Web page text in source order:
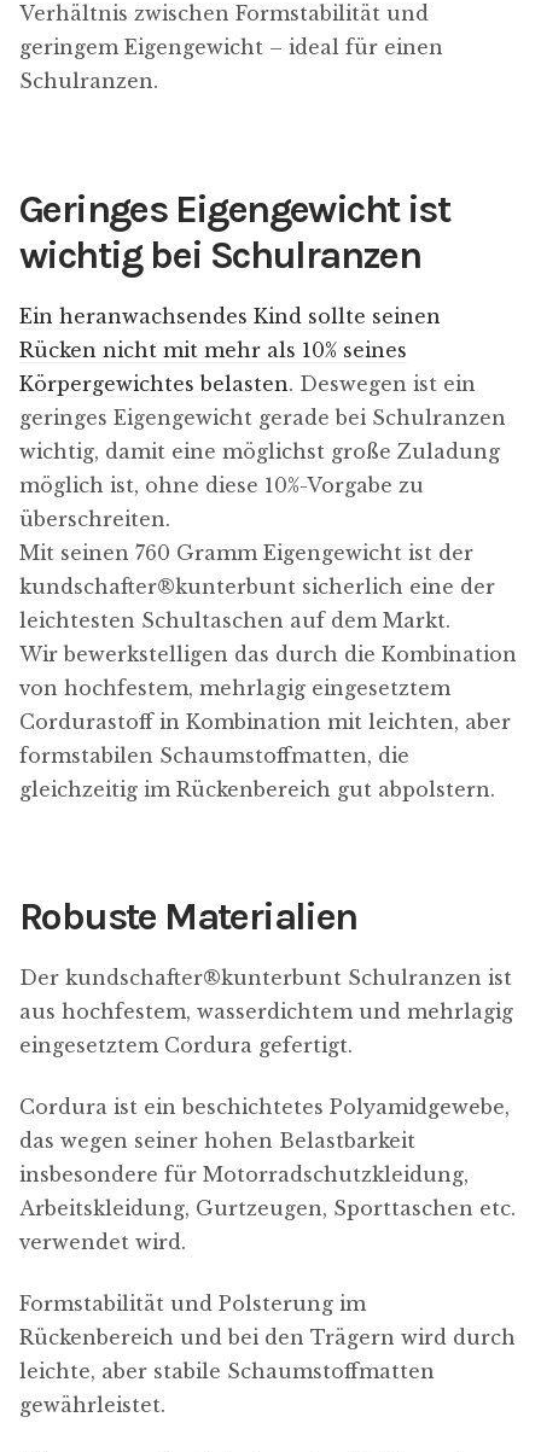
Verhältnis zwischen Formstabilität und
geringem Eigengewicht – ideal für einen
Schulranzen.
Geringes Eigengewicht ist
wichtig bei Schulranzen
Ein heranwachsendes Kind sollte seinen
Rücken nicht mit mehr als 10% seines
Körpergewichtes belasten. Deswegen ist ein
geringes Eigengewicht gerade bei Schulranzen
wichtig, damit eine möglichst große Zuladung
möglich ist, ohne diese 10%-Vorgabe zu
überschreiten.
Mit seinen 760 Gramm Eigengewicht ist der
kundschafter​®​kunterbunt sicherlich eine der
leichtesten Schultaschen auf dem Markt.
Wir bewerkstelligen das durch die Kombination
von hochfestem, mehrlagig eingesetztem
Cordurastoff in Kombination mit leichten, aber
formstabilen Schaumstoffmatten, die
gleichzeitig im Rückenbereich gut abpolstern.
Robuste Materialien
Der kundschafter​®​kunterbunt Schulranzen ist
aus hochfestem, wasserdichtem und mehrlagig
eingesetztem Cordura gefertigt.
Cordura ist ein beschichtetes Polyamidgewebe,
das wegen seiner hohen Belastbarkeit
insbesondere für Motorradschutzkleidung,
Arbeitskleidung, Gurtzeugen, Sporttaschen etc.
verwendet wird.
Formstabilität und Polsterung im
Rückenbereich und bei den Trägern wird durch
leichte, aber stabile Schaumstoffmatten
gewährleistet.